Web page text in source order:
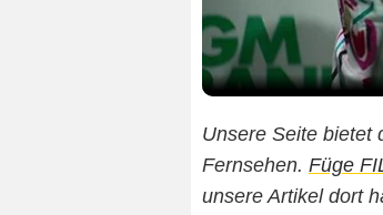
Unsere Seite bietet
Fernsehen. Füge
unsere Artikel dort